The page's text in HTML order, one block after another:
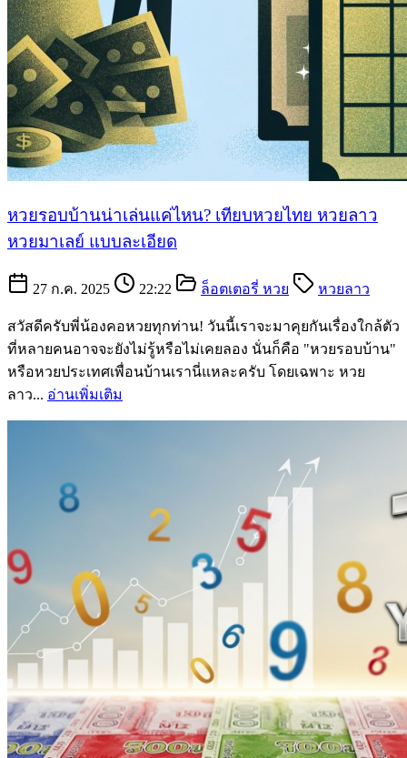
หวยรอบบ้านน่าเล่นแค่ไหน? เทียบหวยไทย หวยลาว
หวยมาเลย์ แบบละเอียด
27 ก.ค. 2025 22:22 ล็อตเตอรี่ หวย หวยลาว
สวัสดีครับพี่น้องคอหวยทุกท่าน! วันนี้เราจะมาคุยกันเรื่องใกล้ตัว
ที่หลายคนอาจจะยังไม่รู้หรือไม่เคยลอง นั่นก็คือ "หวยรอบบ้าน"
หรือหวยประเทศเพื่อนบ้านเรานี่แหละครับ โดยเฉพาะ หวย
ลาว... อ่านเพิ่มเติม